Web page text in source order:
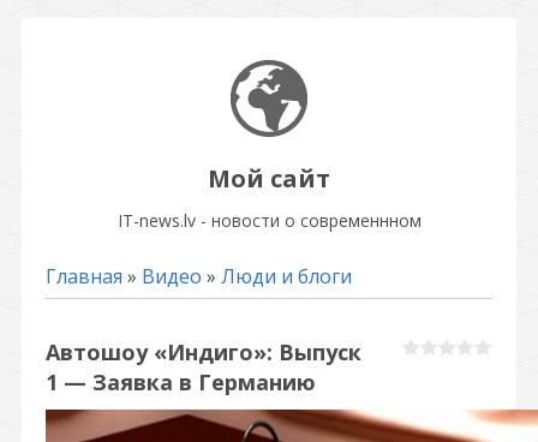
Мой сайт
IT-news.lv - новости о современнном
Главная » Видео » Люди и блоги
Автошоу «Индиго»: Выпуск
1 — Заявка в Германию